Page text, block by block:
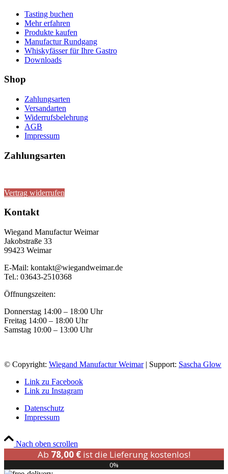
Tasting buchen
Mehr erfahren
Produkte kaufen
Manufactur Rundgang
Whiskyfässer für Ihre Gastro
Downloads
Shop
Zahlungsarten
Versandarten
Widerrufsbelehrung
AGB
Impressum
Zahlungsarten
Vertrag widerrufen
Kontakt
Wiegand Manufactur Weimar
Jakobstraße 33
99423 Weimar
E-Mail: kontakt@wiegandweimar.de
Tel.: 03643-2510368
Öffnungszeiten:
Donnerstag 14:00 – 18:00 Uhr
Freitag 14:00 – 18:00 Uhr
Samstag 10:00 – 13:00 Uhr
© Copyright: Wiegand Manufactur Weimar| Support: Sascha Glow
Link zu Facebook
Link zu Instagram
Datenschutz
Impressum
Nach oben scrollen
Ab 78,00 € ist die Lieferung kostenlos!
0%